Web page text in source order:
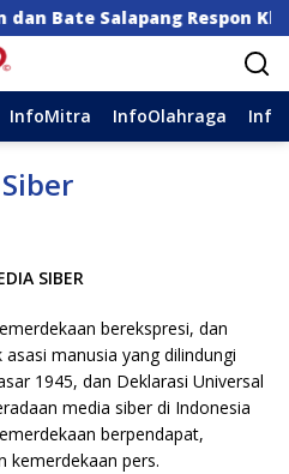
Respon Klaim
InfoMitra InfoOlahraga
SIBER
berekspresi, dan
manusia yang dilindungi
1945, dan Deklarasi Universal
media siber di Indonesia
berpendapat,
kemerdekaan pers.